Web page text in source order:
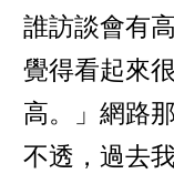
誰訪談會有
覺得看起來
高。」網路
不透，過去